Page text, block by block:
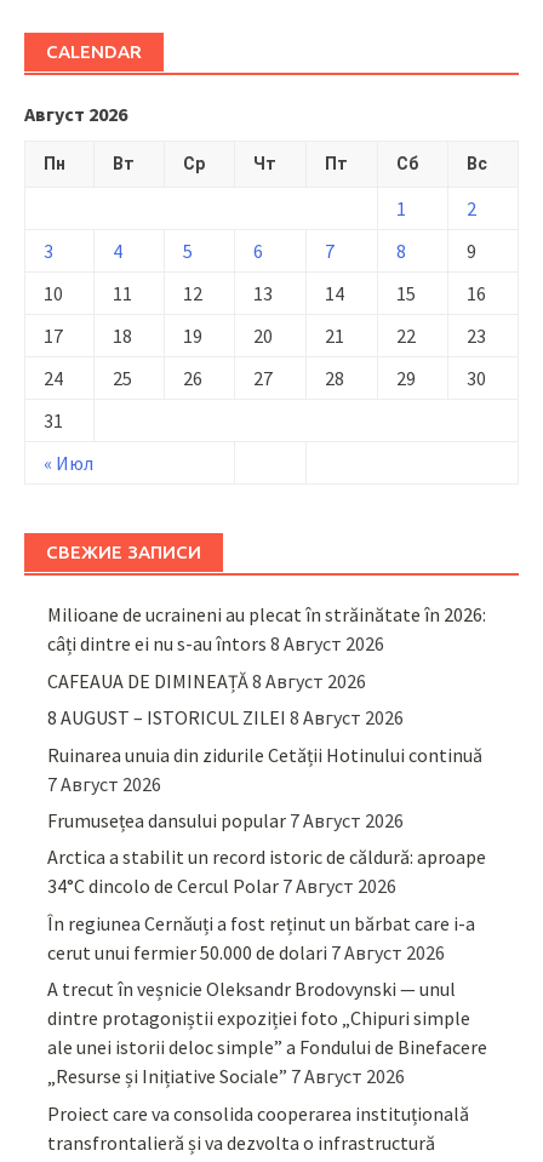
CALENDAR
Август 2026
Пн Вт Ср Чт Пт Сб Вс
« Июл
1
2
3
4 5 6 7 8
9
10
11 12 13 14 15
16
17
18 19 20 21 22
23
24
25 26 27 28 29
30
31
СВЕЖИЕ ЗАПИСИ
Milioane de ucraineni au plecat în străinătate în 2026:
câți dintre ei nu s-au întors 8 Август 2026
CAFEAUA DE DIMINEAȚĂ8 Август 2026
8 AUGUST – ISTORICUL ZILEI 8 Август 2026
Ruinarea unuia din zidurile Cetății Hotinului continuă
7 Август 2026
Frumusețea dansului popular 7 Август 2026
Arctica a stabilit un record istoric de căldură: aproape
34°C dincolo de Cercul Polar 7 Август 2026
În regiunea Cernăuți a fost reținut un bărbat care i-a
cerut unui fermier 50.000 de dolari 7 Август 2026
A trecut în veșnicie Oleksandr Brodovynski — unul
dintre protagoniștii expoziției foto „Chipuri simple
ale unei istorii deloc simple” a Fondului de Binefacere
„Resurse și Inițiative Sociale” 7 Август 2026
Proiect care va consolida cooperarea instituțională
transfrontalieră și va dezvolta o infrastructură